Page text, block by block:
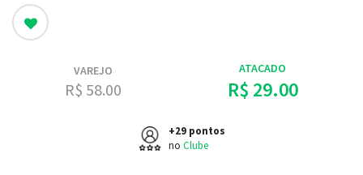
VAREJO
R$ 58.00
ATACADO
R$ 29.00
+29 pontos
no Clube